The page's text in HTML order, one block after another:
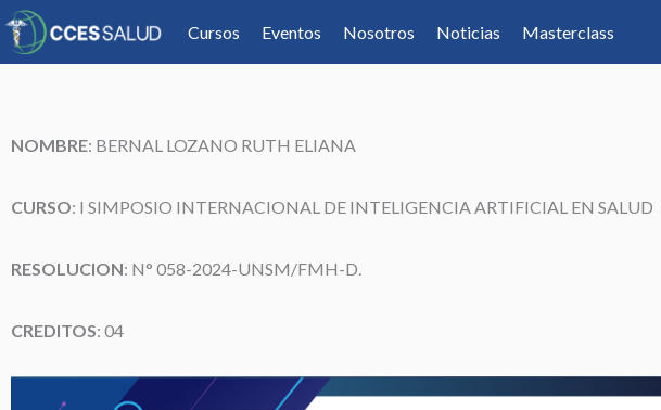
Cursos Eventos Nosotros Noticias Masterclass
NOMBRE: BERNAL LOZANO RUTH ELIANA
CURSO: I SIMPOSIO INTERNACIONAL DE INTELIGENCIA ARTIFICIAL EN SALUD
RESOLUCION: N° 058-2024-UNSM/FMH-D.
CREDITOS: 04